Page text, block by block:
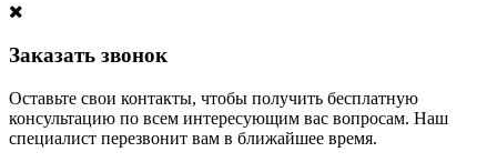
Заказать звонок
Оставьте свои контакты, чтобы получить бесплатную
консультацию по всем интересующим вас вопросам. Наш
специалист перезвонит вам в ближайшее время.